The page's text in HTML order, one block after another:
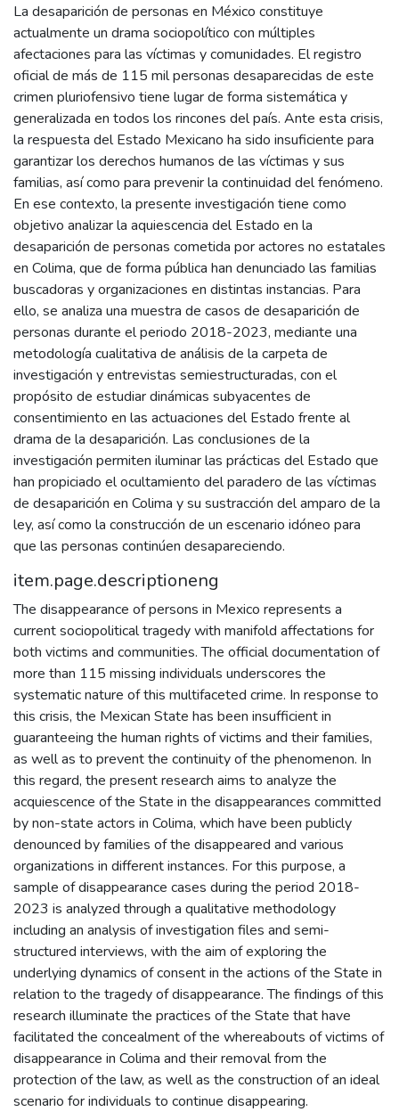
La desaparición de personas en México constituye
actualmente un drama sociopolítico con múltiples
afectaciones para las víctimas y comunidades. El registro
oficial de más de 115 mil personas desaparecidas de este
crimen pluriofensivo tiene lugar de forma sistemática y
generalizada en todos los rincones del país. Ante esta crisis,
la respuesta del Estado Mexicano ha sido insuficiente para
garantizar los derechos humanos de las víctimas y sus
familias, así como para prevenir la continuidad del fenómeno.
En ese contexto, la presente investigación tiene como
objetivo analizar la aquiescencia del Estado en la
desaparición de personas cometida por actores no estatales
en Colima, que de forma pública han denunciado las familias
buscadoras y organizaciones en distintas instancias. Para
ello, se analiza una muestra de casos de desaparición de
personas durante el periodo 2018-2023, mediante una
metodología cualitativa de análisis de la carpeta de
investigación y entrevistas semiestructuradas, con el
propósito de estudiar dinámicas subyacentes de
consentimiento en las actuaciones del Estado frente al
drama de la desaparición. Las conclusiones de la
investigación permiten iluminar las prácticas del Estado que
han propiciado el ocultamiento del paradero de las víctimas
de desaparición en Colima y su sustracción del amparo de la
ley, así como la construcción de un escenario idóneo para
que las personas continúen desapareciendo.
item.page.descriptioneng
The disappearance of persons in Mexico represents a
current sociopolitical tragedy with manifold affectations for
both victims and communities. The official documentation of
more than 115 missing individuals underscores the
systematic nature of this multifaceted crime. In response to
this crisis, the Mexican State has been insufficient in
guaranteeing the human rights of victims and their families,
as well as to prevent the continuity of the phenomenon. In
this regard, the present research aims to analyze the
acquiescence of the State in the disappearances committed
by non-state actors in Colima, which have been publicly
denounced by families of the disappeared and various
organizations in different instances. For this purpose, a
sample of disappearance cases during the period 2018-
2023 is analyzed through a qualitative methodology
including an analysis of investigation files and semi-
structured interviews, with the aim of exploring the
underlying dynamics of consent in the actions of the State in
relation to the tragedy of disappearance. The findings of this
research illuminate the practices of the State that have
facilitated the concealment of the whereabouts of victims of
disappearance in Colima and their removal from the
protection of the law, as well as the construction of an ideal
scenario for individuals to continue disappearing.